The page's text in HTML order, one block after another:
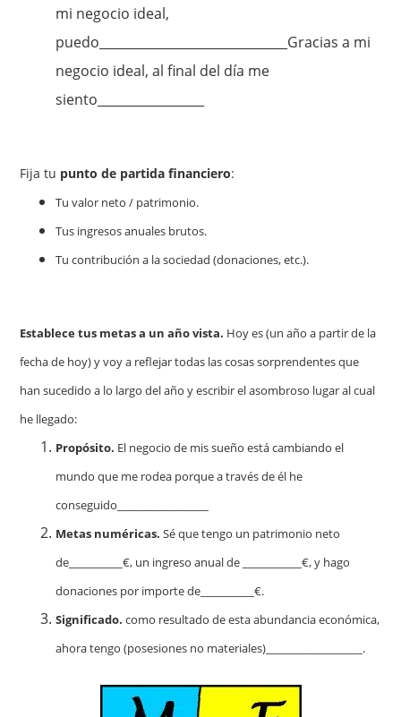
mi negocio ideal,
puedo______________________________Gracias a mi
negocio ideal, al final del día me
siento_________________
Fija tu punto de partida financiero:
Tu valor neto / patrimonio.
Tus ingresos anuales brutos.
Tu contribución a la sociedad (donaciones, etc.).
Establece tus metas a un año vista. Hoy es (un año a partir de la
fecha de hoy) y voy a reflejar todas las cosas sorprendentes que
han sucedido a lo largo del año y escribir el asombroso lugar al cual
he llegado:
Propósito. El negocio de mis sueño está cambiando el
mundo que me rodea porque a través de él he
conseguido_________________
Metas numéricas. Sé que tengo un patrimonio neto
de__________€, un ingreso anual de ___________€, y hago
donaciones por importe de__________€.
Significado. como resultado de esta abundancia económica,
ahora tengo (posesiones no materiales)__________________.